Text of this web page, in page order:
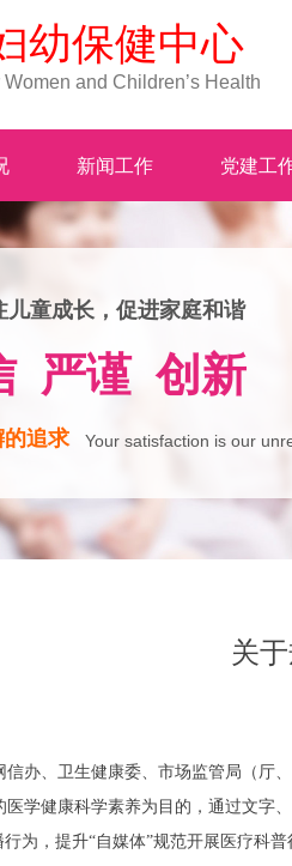
and Children’s Health
幼保健中心
追求
严谨 创新
童成长，促进家庭和谐
Your satisfaction is our
新闻工作 党建工
关
办、卫生健康委、市场监管局（厅
医学健康科学素养为目的，通过文
为，提升“自媒体”规范开展医疗科